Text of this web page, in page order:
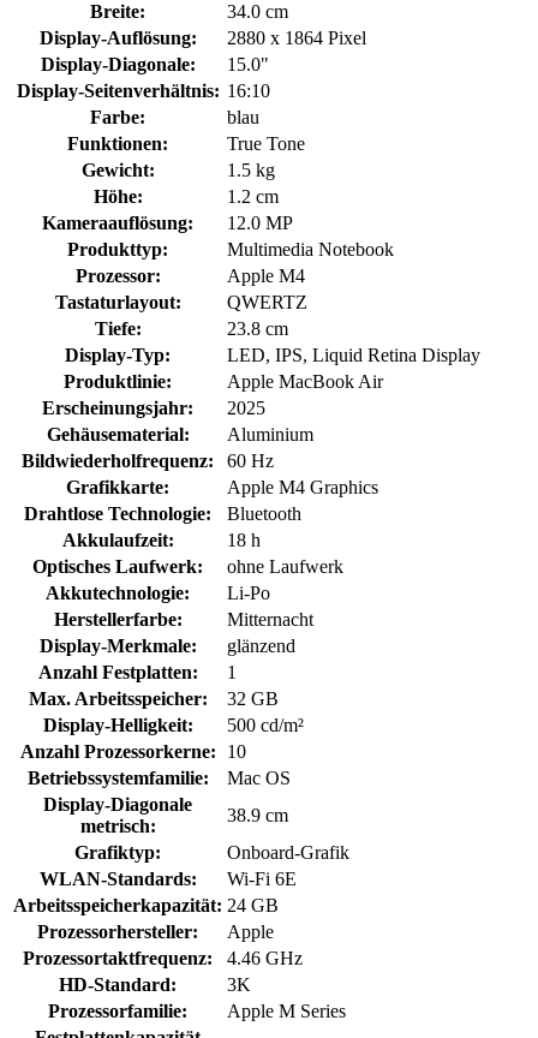
Breite:
34.0 cm
Display-Auflösung:
2880 x 1864 Pixel
Display-Diagonale:
15.0"
Display-Seitenverhältnis: 16:10
Farbe:
blau
Funktionen:
True Tone
Gewicht:
1.5 kg
Höhe:
1.2 cm
Kameraauflösung:
12.0 MP
Produkttyp:
Multimedia Notebook
Prozessor:
Apple M4
Tastaturlayout:
QWERTZ
Tiefe:
23.8 cm
Display-Typ:
LED, IPS, Liquid Retina Display
Produktlinie:
Apple MacBook Air
Erscheinungsjahr:
2025
Gehäusematerial:
Aluminium
Bildwiederholfrequenz:
60 Hz
Grafikkarte:
Apple M4 Graphics
Drahtlose Technologie:
Bluetooth
Akkulaufzeit:
18 h
Optisches Laufwerk:
ohne Laufwerk
Akkutechnologie:
Li-Po
Herstellerfarbe:
Mitternacht
Display-Merkmale:
glänzend
Anzahl Festplatten:
1
Max. Arbeitsspeicher:
32 GB
Display-Helligkeit:
500 cd/m²
Anzahl Prozessorkerne:
10
Betriebssystemfamilie:
Mac OS
Display-Diagonale
metrisch:
38.9 cm
Grafiktyp:
Onboard-Grafik
WLAN-Standards:
Wi-Fi 6E
Arbeitsspeicherkapazität: 24 GB
Prozessorhersteller:
Apple
Prozessortaktfrequenz:
4.46 GHz
HD-Standard:
3K
Prozessorfamilie:
Apple M Series